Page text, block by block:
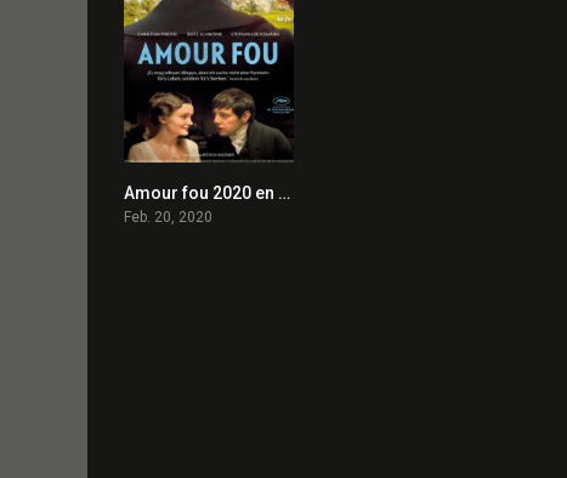
7Amour fou 2020 en Streaming HD Gratuit !
Feb. 20, 2020